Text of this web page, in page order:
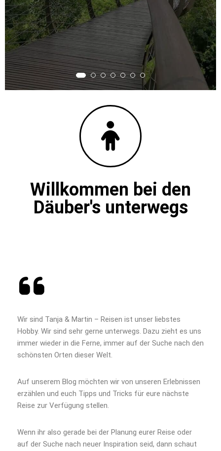
Willkommen bei den
Däuber's unterwegs
Wir sind Tanja & Martin – Reisen ist unser liebstes
Hobby. Wir sind sehr gerne unterwegs. Dazu zieht es uns
immer wieder in die Ferne, immer auf der Suche nach den
schönsten Orten dieser Welt.
Auf unserem Blog möchten wir von unseren Erlebnissen
erzählen und euch Tipps und Tricks für eure nächste
Reise zur Verfügung stellen.
Wenn ihr also gerade bei der Planung eurer Reise oder
auf der Suche nach neuer Inspiration seid, dann schaut